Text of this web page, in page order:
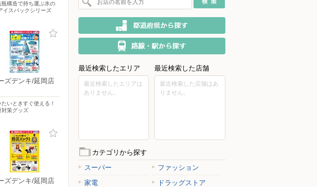
瓶構造で持ち運ぶ氷の
イスパックシリーズ
ズデンキ/延岡店
たいときすぐ使える！
対策グッズ
ズデンキ/延岡店
最近検索したエリア
最近検索したエリアは
ありません。
最近検索した店舗
最近検索した店舗はあ
りません。
カテゴリから探す
スーパー
ファッション
家電
ドラッグストア